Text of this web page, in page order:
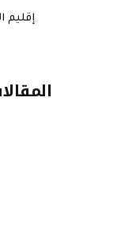
إقليم